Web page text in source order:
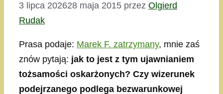
3 lipca 202628 maja 2015 przez Olgierd
Rudak
Prasa podaje: Marek F. zatrzymany, mnie zaś
znów pytają: jak to jest z tym ujawnianiem
tożsamości oskarżonych? Czy wizerunek
podejrzanego podlega bezwarunkowej